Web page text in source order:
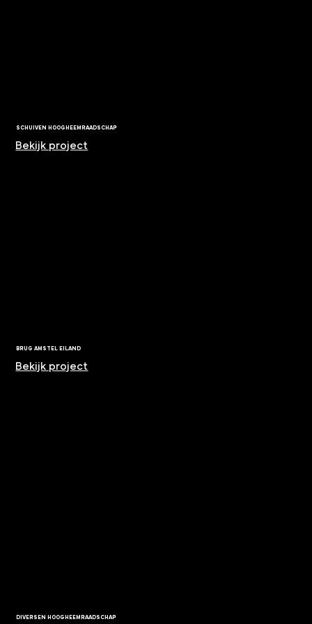
SCHUIVEN HOOGHEEMRAADSCHAP
Bekijk project
BRUG AMSTEL EILAND
Bekijk project
DIVERSEN HOOGHEEMRAADSCHAP